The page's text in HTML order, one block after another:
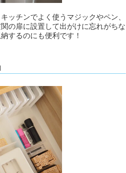
ッチンでよく使うマジックやペン、
の扉に設置して出がけに忘れがちな
するのにも便利です！